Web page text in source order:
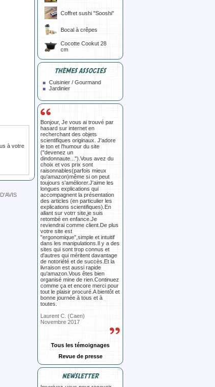
à votre
Coffret sushi "Sooshi"
Bocal à crêpes
Cocotte Cookut 28
cm
THÈMES ASSOCIÉS
Cuisinier / Gourmand
Jardinier
Bonjour, Je vous ai trouvé par
hasard sur internet en
recherchant des objets
scientifiques originaux. J'adore
le ton et l'humour du site
("devenez un
dindonnaute...").Vous avez du
choix et vos prix sont
raisonnables(parfois mieux
qu'amazon)même si on peut
toujours s'améliorer.J'aime les
longues explications qui
accompagnent la présentation
des articles (en particulier les
explications scientifiques).En
allant sur votrr site,je suis
retombé en enfance.Je
reviendrai comme client.De plus
votre site est
"ergonomique",simple et intuitif
dans les manipulations.Il y a des
sites qui sont trop connus et
d'autres qui méritent davantage
de notoriété et de succès.Et la
livraison est aussi rapide
qu'amazon.Vous êtes bien
organisé mine de rien.Continuez
comme ça et encore merci pour
tout le plaisir procuré.A bientôt et
bonne journée à tous et à
toutes.
Laurent C. (Caen)
Novembre 2017
Tous les témoignages
Revue de presse
NEWSLETTER